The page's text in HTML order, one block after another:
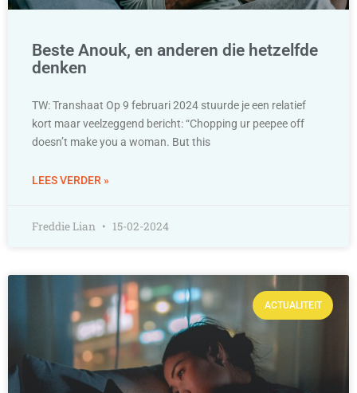
Beste Anouk, en anderen die hetzelfde
denken
TW: Transhaat Op 9 februari 2024 stuurde je een relatief
kort maar veelzeggend bericht: “Chopping ur peepee off
doesn’t make you a woman. But this
LEES VERDER »
Freddie Lian 15-02-2024
ACTUALITEIT